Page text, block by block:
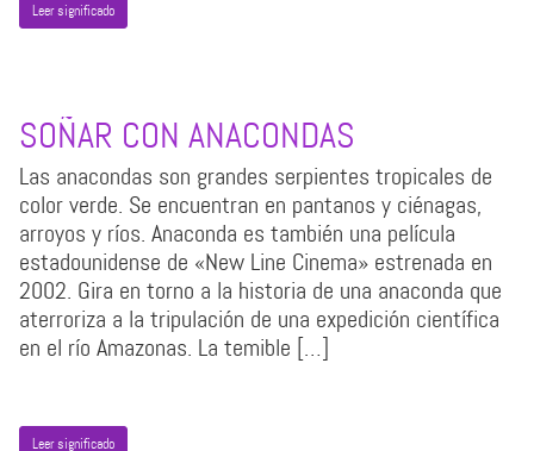
Leer significado
SOÑAR CON ANACONDAS
Las anacondas son grandes serpientes tropicales de
color verde. Se encuentran en pantanos y ciénagas,
arroyos y ríos. Anaconda es también una película
estadounidense de «New Line Cinema» estrenada en
2002. Gira en torno a la historia de una anaconda que
aterroriza a la tripulación de una expedición científica
en el río Amazonas. La temible […]
Leer significado